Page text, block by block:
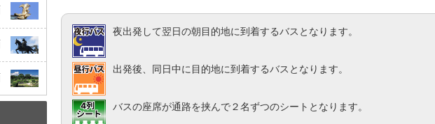
夜出発して翌日の朝目的地に到着するバスとなります。
出発後、同日中に目的地に到着するバスとなります。
バスの座席が通路を挟んで２名ずつのシートとなります。